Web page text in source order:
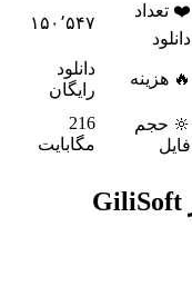
❤️ تعداد
دانلود
۱۵۰٬۵۴۷
🔥 هزینه
دانلود
رایگان
🔆 حجم
فایل
216
مگابایت
قابلیت های کلیدی نرم افزار GiliSoft